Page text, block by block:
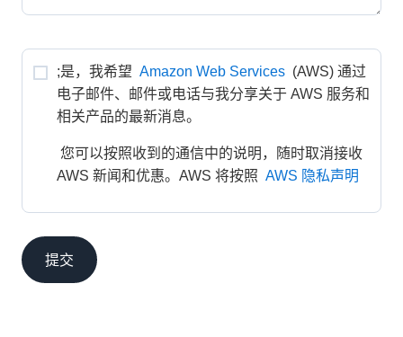
;是，我希望 Amazon Web Services (AWS) 通过
电子邮件、邮件或电话与我分享关于 AWS 服务和
相关产品的最新消息。
AWS 新闻和优惠。AWS 将按照 AWS 隐私声明
提交